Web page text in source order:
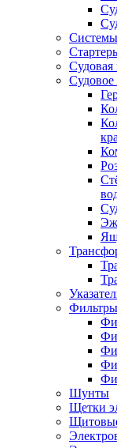
Судовое
Шунты
Щетки